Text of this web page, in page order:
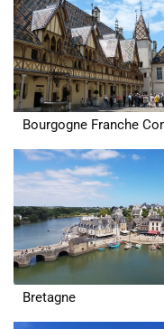
Bourgogne Franche
Bretagne